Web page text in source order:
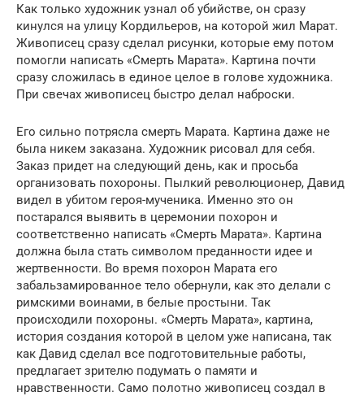
Как только художник узнал об убийстве, он сразу
кинулся на улицу Кордильеров, на которой жил Марат.
Живописец сразу сделал рисунки, которые ему потом
помогли написать «Смерть Марата». Картина почти
сразу сложилась в единое целое в голове художника.
При свечах живописец быстро делал наброски.
Его сильно потрясла смерть Марата. Картина даже не
была никем заказана. Художник рисовал для себя.
Заказ придет на следующий день, как и просьба
организовать похороны. Пылкий революционер, Давид
видел в убитом героя-мученика. Именно это он
постарался выявить в церемонии похорон и
соответственно написать «Смерть Марата». Картина
должна была стать символом преданности идее и
жертвенности. Во время похорон Марата его
забальзамированное тело обернули, как это делали с
римскими воинами, в белые простыни. Так
происходили похороны. «Смерть Марата», картина,
история создания которой в целом уже написана, так
как Давид сделал все подготовительные работы,
предлагает зрителю подумать о памяти и
нравственности. Само полотно живописец создал в